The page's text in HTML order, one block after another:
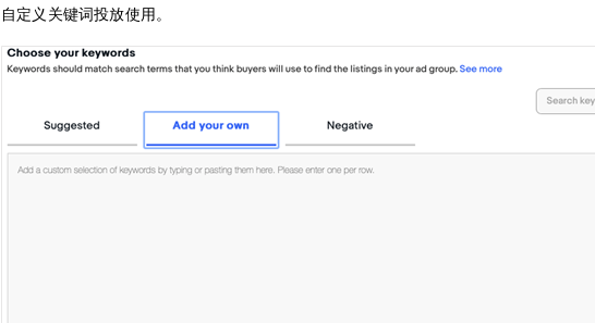
自定义关键词投放使用。